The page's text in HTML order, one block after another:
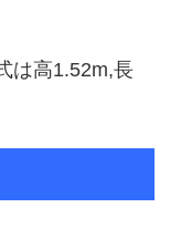
は高1.52m,長